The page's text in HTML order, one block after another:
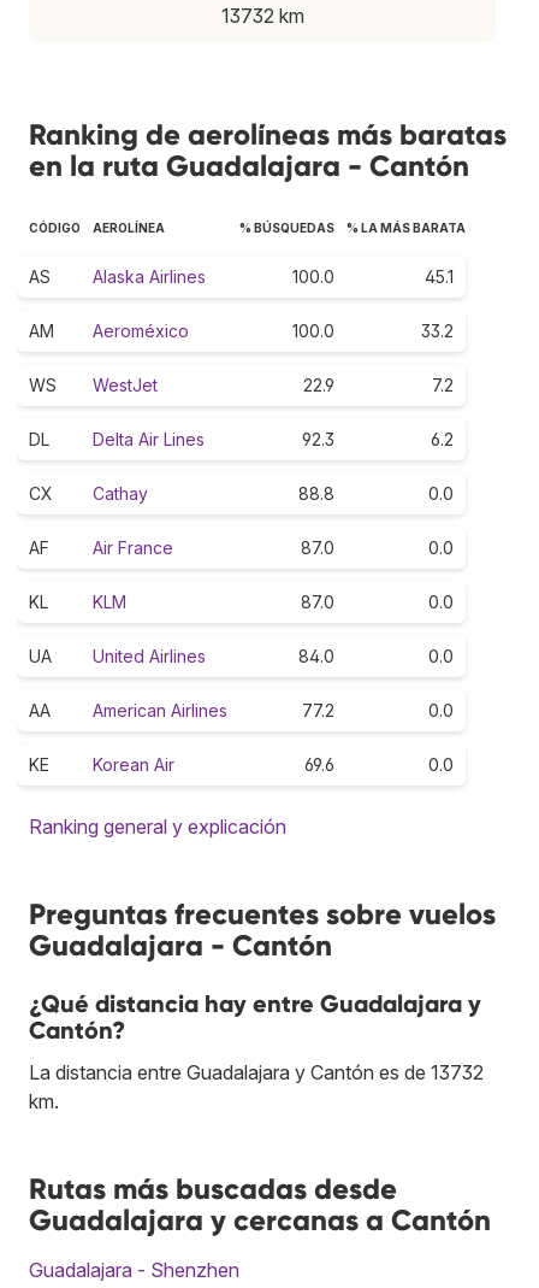
13732 km
Ranking de aerolíneas más baratas
en la ruta Guadalajara - Cantón
CÓDIGO AEROLÍNEA % BÚSQUEDAS % LA MÁS BARATA
AS Alaska Airlines 100.0 45.1
AM Aeroméxico 100.0 33.2
WS WestJet 22.9 7.2
DL Delta Air Lines 92.3 6.2
CX Cathay 88.8 0.0
AF Air France 87.0 0.0
KL KLM 87.0 0.0
UA United Airlines 84.0 0.0
AA American Airlines 77.2 0.0
KE Korean Air 69.6 0.0
Ranking general y explicación
Preguntas frecuentes sobre vuelos
Guadalajara - Cantón
¿Qué distancia hay entre Guadalajara y
Cantón?
La distancia entre Guadalajara y Cantón es de 13732
km.
Rutas más buscadas desde
Guadalajara y cercanas a Cantón
Guadalajara - Shenzhen